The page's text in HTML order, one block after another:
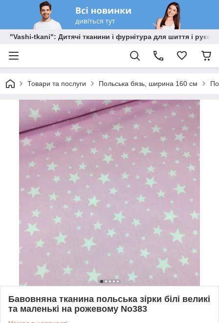
"Vashi-tkani": Дитячі тканини і фурнітура для шиття і
Товари та послуги Польська бязь, ширина 160 см
Бавовняна тканина польська зірки білі великі
та маленькі на рожевому No383